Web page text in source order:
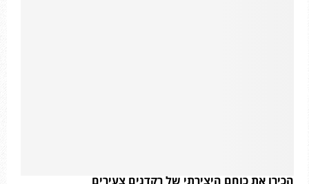
הכירו את כוחם היצירתי של רקדנים צעירים